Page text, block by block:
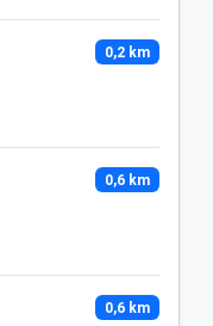
0,2 km
0,6 km
0,6 km